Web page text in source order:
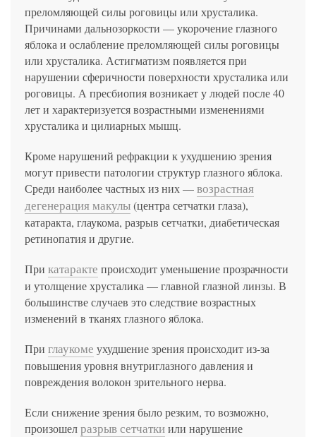
преломляющей силы роговицы или хрусталика.
Причинами дальнозоркости — укорочение глазного
яблока и ослабление преломляющей силы роговицы
или хрусталика. Астигматизм появляется при
нарушении сферичности поверхности хрусталика или
роговицы. А пресбиопия возникает у людей после 40
лет и характеризуется возрастными изменениями
хрусталика и цилиарных мышц.
Кроме нарушений рефракции к ухудшению зрения
могут привести патологии структур глазного яблока.
Среди наиболее частных из них —возрастная
дегенерация макулы(центра сетчатки глаза),
катаракта, глаукома, разрыв сетчатки, диабетическая
ретинопатия и другие.
При катаракте происходит уменьшение прозрачности
и утолщение хрусталика — главной глазной линзы. В
большинстве случаев это следствие возрастных
изменений в тканях глазного яблока.
При глаукоме ухудшение зрения происходит из-за
повышения уровня внутриглазного давления и
повреждения волокон зрительного нерва.
Если снижение зрения было резким, то возможно,
произошелразрыв сетчаткиили нарушение